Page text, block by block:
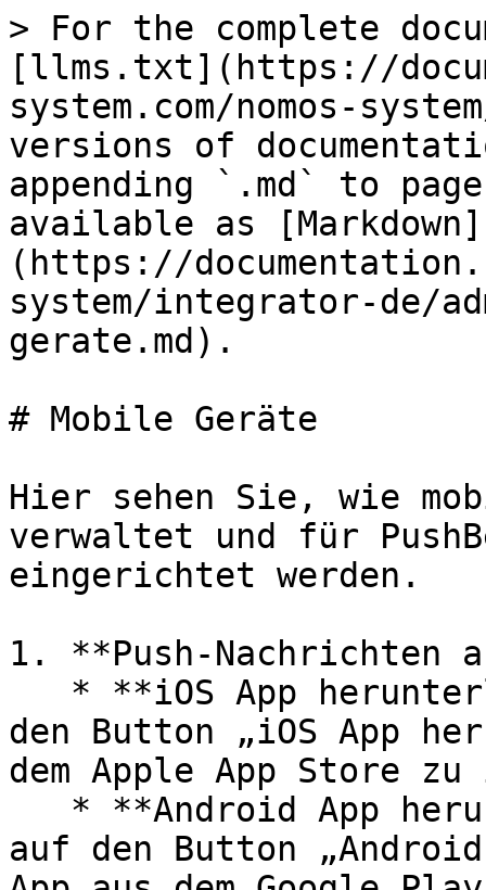
> For the complete
[llms.txt](https://
system.com/nomos-
versions of
appending `.md` to
available as [Markdown]
(https://
system/integrator-de/
gerate.md).
# Mobile Geräte
Hier sehen Sie, wie
verwaltet und für
eingerichtet werden.
1. **Push-Nachrichten
den Button „iOS App
dem Apple App Store
auf den Button